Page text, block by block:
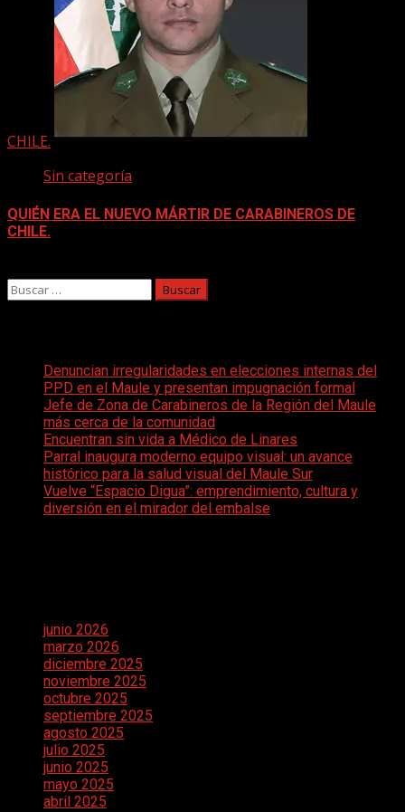
CHILE.
Sin categoría
QUIÉN ERA EL NUEVO MÁRTIR DE CARABINEROS DE
CHILE.
Buscar:
Denuncian irregularidades en elecciones internas del
PPD en el Maule y presentan impugnación formal
Jefe de Zona de Carabineros de la Región del Maule
más cerca de la comunidad
Encuentran sin vida a Médico de Linares
Parral inaugura moderno equipo visual: un avance
histórico para la salud visual del Maule Sur
Vuelve “Espacio Digua”: emprendimiento, cultura y
diversión en el mirador del embalse
junio 2026
marzo 2026
diciembre 2025
noviembre 2025
octubre 2025
septiembre 2025
agosto 2025
julio 2025
junio 2025
mayo 2025
abril 2025